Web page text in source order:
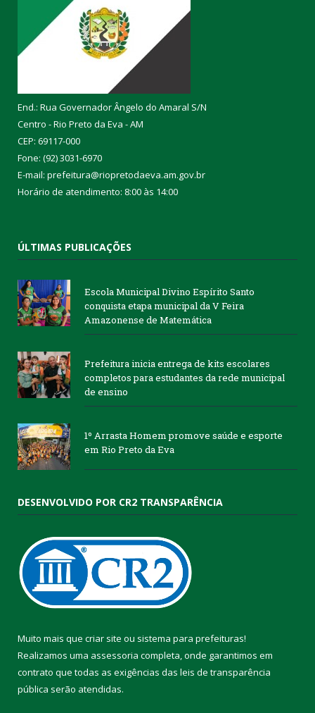
End.: Rua Governador Ângelo do Amaral S/N
Centro - Rio Preto da Eva - AM
CEP: 69117-000
Fone: (92) 3031-6970
E-mail: prefeitura@riopretodaeva.am.gov.br
Horário de atendimento: 8:00 às 14:00
ÚLTIMAS PUBLICAÇÕES
Escola Municipal Divino Espírito Santo
conquista etapa municipal da V Feira
Amazonense de Matemática
Prefeitura inicia entrega de kits escolares
completos para estudantes da rede municipal
de ensino
1º Arrasta Homem promove saúde e esporte
em Rio Preto da Eva
DESENVOLVIDO POR CR2 TRANSPARÊNCIA
Muito mais que criar site ou sistema para prefeituras!
Realizamos uma assessoria completa, onde garantimos em
contrato que todas as exigências das leis de transparência
pública serão atendidas.